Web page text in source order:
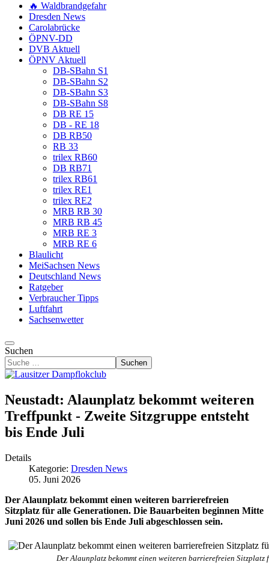
🔥 Waldbrandgefahr
Dresden News
Carolabrücke
ÖPNV-DD
DVB Aktuell
ÖPNV Aktuell
DB-SBahn S1
DB-SBahn S2
DB-SBahn S3
DB-SBahn S8
DB RE 15
DB - RE 18
DB RB50
RB 33
trilex RB60
DB RB71
trilex RB61
trilex RE1
trilex RE2
MRB RB 30
MRB RB 45
MRB RE 3
MRB RE 6
Blaulicht
MeiSachsen News
Deutschland News
Ratgeber
Verbraucher Tipps
Luftfahrt
Sachsenwetter
Suchen
Suchen
Neustadt: Alaunplatz bekommt weiteren
Treffpunkt - Zweite Sitzgruppe entsteht
bis Ende Juli
Details
Kategorie: Dresden News
05. Juni 2026
Der Alaunplatz bekommt einen weiteren barrierefreien
Sitzplatz für alle Generationen. Die Bauarbeiten beginnen Mitte
Juni 2026 und sollen bis Ende Juli abgeschlossen sein.
Der Alaunplatz bekommt einen weiteren barrierefreien